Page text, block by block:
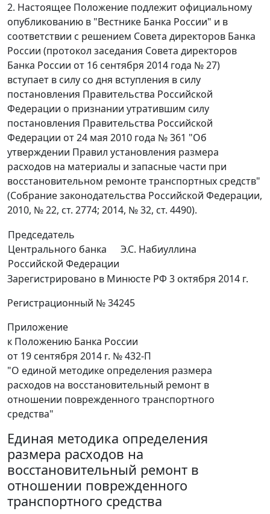
2. Настоящее Положение подлежит официальному
опубликованию в "Вестнике Банка России" и в
соответствии с решением Совета директоров Банка
России (протокол заседания Совета директоров
Банка России от 16 сентября 2014 года № 27)
вступает в силу со дня вступления в силу
постановления Правительства Российской
Федерации о признании утратившим силу
постановления Правительства Российской
Федерации от 24 мая 2010 года № 361 "Об
утверждении Правил установления размера
расходов на материалы и запасные части при
восстановительном ремонте транспортных средств"
(Собрание законодательства Российской Федерации,
2010, № 22, ст. 2774; 2014, № 32, ст. 4490).
Председатель
Центрального банка
Российской Федерации
Э.С. Набиуллина
Зарегистрировано в Минюсте РФ 3 октября 2014 г.
Регистрационный № 34245
Приложение
к Положению Банка России
от 19 сентября 2014 г. № 432-П
"О единой методике определения размера
расходов на восстановительный ремонт в
отношении поврежденного транспортного
средства"
Единая методика определения
размера расходов на
восстановительный ремонт в
отношении поврежденного
транспортного средства